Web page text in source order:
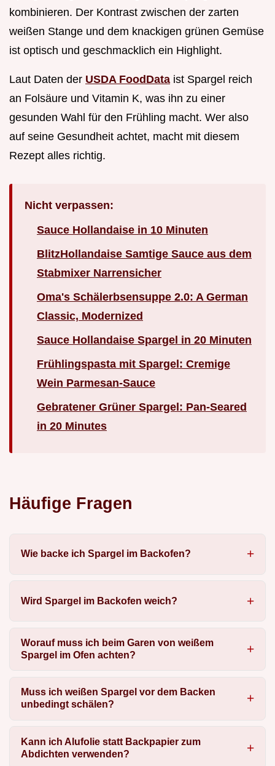
kombinieren. Der Kontrast zwischen der zarten
weißen Stange und dem knackigen grünen Gemüse
ist optisch und geschmacklich ein Highlight.
Laut Daten der USDA FoodData ist Spargel reich
an Folsäure und Vitamin K, was ihn zu einer
gesunden Wahl für den Frühling macht. Wer also
auf seine Gesundheit achtet, macht mit diesem
Rezept alles richtig.
Nicht verpassen:
Sauce Hollandaise in 10 Minuten
BlitzHollandaise Samtige Sauce aus dem
Stabmixer Narrensicher
Oma's Schälerbsensuppe 2.0: A German
Classic, Modernized
Sauce Hollandaise Spargel in 20 Minuten
Frühlingspasta mit Spargel: Cremige
Wein Parmesan-Sauce
Gebratener Grüner Spargel: Pan-Seared
in 20 Minutes
Häufige Fragen
Wie backe ich Spargel im Backofen?
Wird Spargel im Backofen weich?
Worauf muss ich beim Garen von weißem
Spargel im Ofen achten?
Muss ich weißen Spargel vor dem Backen
unbedingt schälen?
Kann ich Alufolie statt Backpapier zum
Abdichten verwenden?